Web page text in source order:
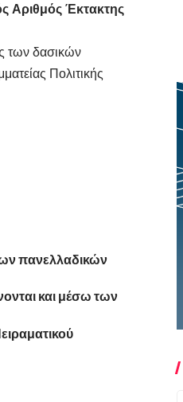
Αριθμός Έκτακτης
των δασικών
Πολιτικής
πανελλαδικών
και μέσω των